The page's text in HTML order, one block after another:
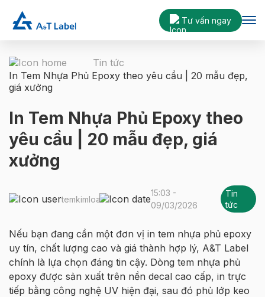
Tư vấn ngay
Tin tức
In Tem Nhựa Phủ Epoxy theo yêu cầu | 20 mẫu đẹp,
giá xưởng
In Tem Nhựa Phủ Epoxy theo
yêu cầu | 20 mẫu đẹp, giá
xưởng
temkimloai
15:03 -
09/03/2026
Tin
tức
Nếu bạn đang cần một đơn vị in tem nhựa phủ epoxy
uy tín, chất lượng cao và giá thành hợp lý, A&T Label
chính là lựa chọn đáng tin cậy. Dòng tem nhựa phủ
epoxy được sản xuất trên nền decal cao cấp, in trực
tiếp bằng công nghệ UV hiện đại, sau đó phủ lớp keo